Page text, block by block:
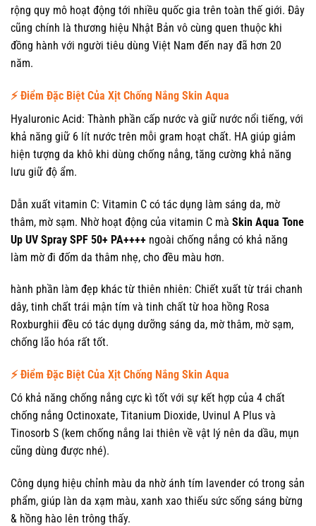
rộng quy mô hoạt động tới nhiều quốc gia trên toàn thế giới. Đây
cũng chính là thương hiệu Nhật Bản vô cùng quen thuộc khi
đồng hành với người tiêu dùng Việt Nam đến nay đã hơn 20
năm.
⚡️Điểm Đặc Biệt Của Xịt Chống Nắng Skin Aqua
Hyaluronic Acid: Thành phần cấp nước và giữ nước nổi tiếng, với
khả năng giữ 6 lít nước trên mỗi gram hoạt chất. HA giúp giảm
hiện tượng da khô khi dùng chống nắng, tăng cường khả năng
lưu giữ độ ẩm.
Dẫn xuất vitamin C: Vitamin C có tác dụng làm sáng da, mờ
thâm, mờ sạm. Nhờ hoạt động của vitamin C mà Skin Aqua Tone
Up UV Spray SPF 50+ PA++++ ngoài chống nắng có khả năng
làm mờ đi đốm da thâm nhẹ, cho đều màu hơn.
hành phần làm đẹp khác từ thiên nhiên: Chiết xuất từ trái chanh
dây, tinh chất trái mận tím và tinh chất từ hoa hồng Rosa
Roxburghii đều có tác dụng dưỡng sáng da, mờ thâm, mờ sạm,
chống lão hóa rất tốt.
⚡️Điểm Đặc Biệt Của Xịt Chống Nắng Skin Aqua
Có khả năng chống nắng cực kì tốt với sự kết hợp của 4 chất
chống nắng Octinoxate, Titanium Dioxide, Uvinul A Plus và
Tinosorb S (kem chống nắng lai thiên về vật lý nên da dầu, mụn
cũng dùng được nhé).
Công dụng hiệu chỉnh màu da nhờ ánh tím lavender có trong sản
phẩm, giúp làn da xạm màu, xanh xao thiếu sức sống sáng bừng
& hồng hào lên trông thấy.